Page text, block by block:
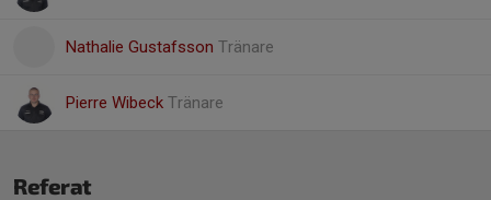
Nathalie Gustafsson Tränare
Pierre Wibeck Tränare
Referat